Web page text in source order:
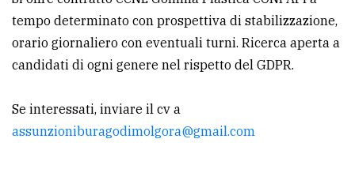
Ricerca
avanzata
LE
ALTRE
TESTATE
tempo determinato con prospettiva di stabilizzazione,
orario giornaliero con eventuali turni. Ricerca aperta a
candidati di ogni genere nel rispetto del GDPR.
Se interessati, inviare il cv a
assunzioniburagodimolgora@gmail.com